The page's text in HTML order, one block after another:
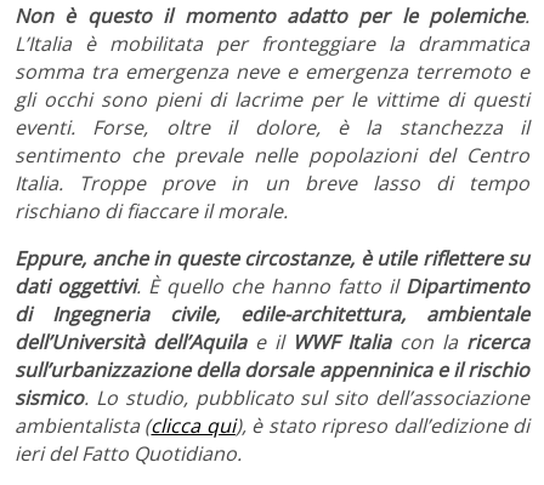
Non è questo il momento adatto per le polemiche.
L’Italia è mobilitata per fronteggiare la drammatica
somma tra emergenza neve e emergenza terremoto e
gli occhi sono pieni di lacrime per le vittime di questi
eventi. Forse, oltre il dolore, è la stanchezza il
sentimento che prevale nelle popolazioni del Centro
Italia. Troppe prove in un breve lasso di tempo
rischiano di fiaccare il morale.
Eppure, anche in queste circostanze, è utile riflettere su
dati oggettivi. È quello che hanno fatto il Dipartimento
di Ingegneria civile, edile-architettura, ambientale
dell’Università dell’Aquilae il WWF Italiacon la ricerca
sull’urbanizzazione della dorsale appenninica e il rischio
sismico. Lo studio, pubblicato sul sito dell’associazione
ambientalista (clicca qui), è stato ripreso dall’edizione di
ieri del Fatto Quotidiano.